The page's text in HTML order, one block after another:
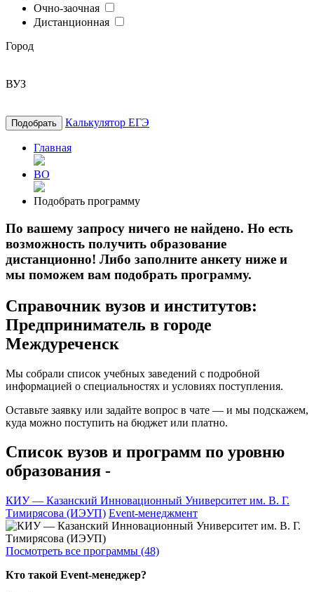
Очно-заочная
Дистанционная
Город
ВУЗ
Подобрать Калькулятор ЕГЭ
Главная
ВО
Подобрать программу
По вашему запросу ничего не найдено. Но есть
возможность получить образование
дистанционно! Либо заполните анкету ниже и
мы поможем вам подобрать программу.
Справочник вузов и институтов:
Предприниматель в городе
Междуреченск
Мы собрали список учебных заведений с подробной
информацией о специальностях и условиях поступления.
Оставьте заявку или задайте вопрос в чате — и мы подскажем,
куда можно поступить на бюджет или платно.
Список вузов и программ по уровню
образования -
КИУ — Казанский Инновационный Университет им. В. Г.
Тимирясова (ИЭУП) Event-менеджмент
Посмотреть все программы (48)
Кто такой Event-менеджер?